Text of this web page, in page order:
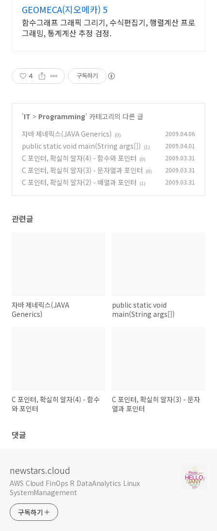
GEOMECA(지오메카) 5
함수그래프 그래픽 그리기, 수식편집기, 행렬계산 프로
그래밍, 통계계산 추정 검정.
4 구독하기
'IT > Programming' 카테고리의 다른 글
자바 제네릭스(JAVA Generics)
(0) 2009.04.06
public static void main(String args[]) (1) 2009.04.01
C 포인터, 확실히 알자(4) - 함수와 포인터 (0) 2009.03.31
C 포인터, 확실히 알자(3) - 문자열과 포인터 (8) 2009.03.31
C 포인터, 확실히 알자(2) - 배열과 포인터 (1) 2009.03.31
관련글
자바 제네릭스(JAVA
Generics)
public static void
main(String args[])
C 포인터, 확실히 알자(4) - 함수
와 포인터
C 포인터, 확실히 알자(3) - 문자
열과 포인터
댓글
newstars.cloud
AWS Cloud FinOps R DataAnalytics Linux
SystemManagement
구독하기